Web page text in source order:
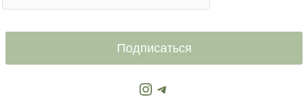
Подписаться
Instagram
Telegram